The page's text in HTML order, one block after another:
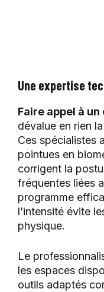
Une expertise
Faire appel à
dévalue en rien
Ces spécialistes
pointues en
corrigent la
fréquentes liées
programme
l’intensité évite
physique.
Le
les espaces
outils adaptés